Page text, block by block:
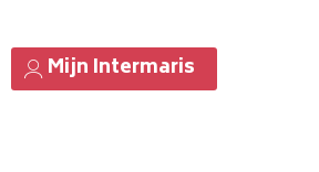
Mijn Intermaris